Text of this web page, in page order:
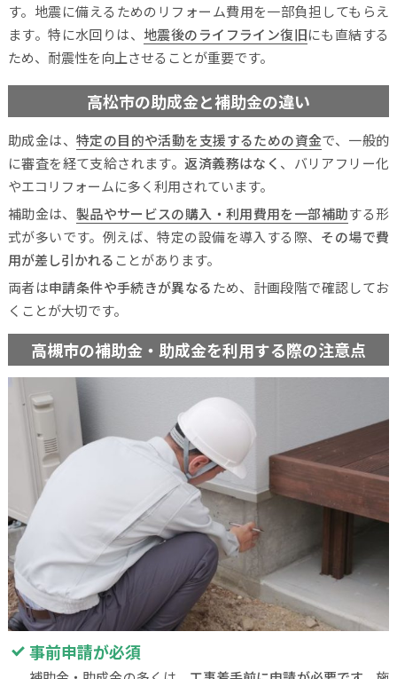
す。地震に備えるためのリフォーム費用を一部負担してもらえ
ます。特に水回りは、 地震後のライフライン復旧にも直結する
ため、耐震性を向上させることが重要です。
高松市の助成金と補助金の違い
助成金は、特定の目的や活動を支援するための資金で、一般的
に審査を経て支給されます。返済義務はなく 、バリアフリー化
やエコリフォームに多く利用されています。
補助金は、 製品やサービスの購入・利用費用を一部補助する形
式が多いです。例えば、特定の設備を導入する際、 その場で費
用が差し引かれる ことがあります。
両者は申請条件や手続きが異なるため、計画段階で確認してお
くことが大切です。
高槻市の補助金・助成金を利用する際の注意点
事前申請が必須